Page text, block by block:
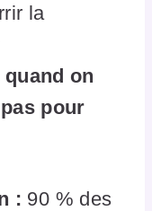
la
on
pour
: 90 % des